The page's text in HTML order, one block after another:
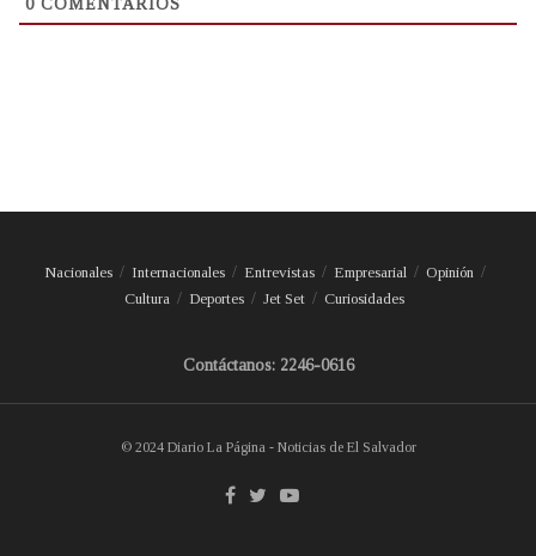
0 COMENTARIOS
Nacionales Internacionales Entrevistas Empresarial
Opinión
Cultura
Deportes Jet Set Curiosidades
Contáctanos: 2246-0616
© 2024 Diario La Página - Noticias de El Salvador